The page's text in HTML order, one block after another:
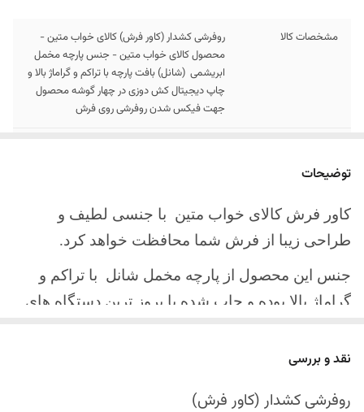
مشخصات کالا
روفرشی کشدار (کاور فرش) کالای خواب متین -
محصول کالای خواب متین - جنس پارچه مخمل
ابریشمی (شانل) بافت پارچه با تراکم و گراماژ بالا و
چاپ دیجیتال کش دوزی در چهار گوشه محصول
جهت فیکس شدن روفرشی روی فرش
ارسال کالا
آینده
توضیحات
کاور فرش کالای خواب متین با جنسی لطیف و
طراحی زیبا از فرش شما محافظت خواهد کرد.
جنس این محصول از پارچه مخمل شانل با تراکم و
گراماژ بالا بوده و چاپ شده با بروز ترین دستگاه های
چهار گوشه این محصول با کش باکیفیت دوخته‌شده
نقد و بررسی
روفرشی کشدار (کاور فرش)